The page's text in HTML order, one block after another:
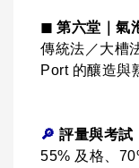
◼ 第六堂｜氣
傳統法／大槽
Port 的釀造與
🔎 評量與考試
55% 及格、